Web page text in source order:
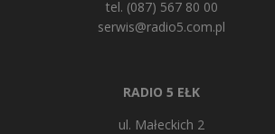
tel. (087) 567 80 00
serwis@radio5.com.pl
RADIO 5 EŁK
ul. Małeckich 2